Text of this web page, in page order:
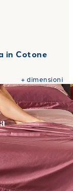
in Cotone
+dimensioni